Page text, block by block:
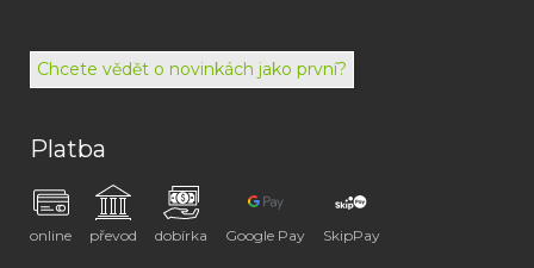
072
Chcete vědět o novinkách jako první?
Platba
online převod dobírka Google Pay SkipPay